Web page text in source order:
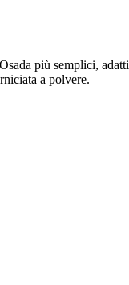
più semplici,
a polvere.